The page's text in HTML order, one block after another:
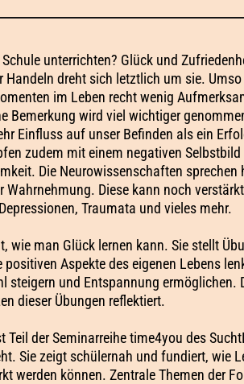
unterrichten? Glück und
Handeln dreht sich letztlich um sie.
im Leben recht wenig
Bemerkung wird viel wichtiger
Einfluss auf unser Befinden als ein
zudem mit einem negativen
Die Neurowissenschaften sprechen
Wahrnehmung. Diese kann noch
Traumata und vieles mehr.
wie man Glück lernen kann. Sie stellt
Aspekte des eigenen Lebens
steigern und Entspannung ermöglichen.
dieser Übungen reflektiert.
Teil der Seminarreihe time4you des
Sie zeigt schülernah und fundiert, wie
werden können. Zentrale Themen der